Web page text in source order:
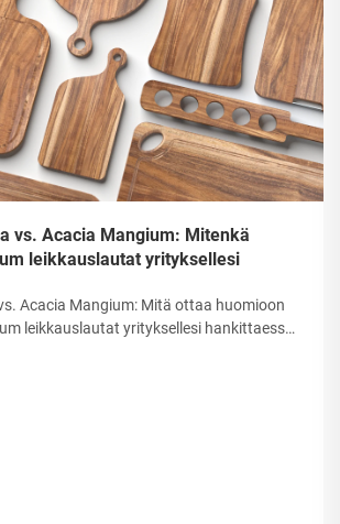
vs. Acacia Mangium: Mitenkä
leikkauslautat yrityksellesi
Acacia Mangium: Mitä ottaa huomioon
leikkauslautat yrityksellesi hankittaessa
hyvä. Markkinoilla sekoitetaan usein eri